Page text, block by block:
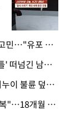
· 직장 불륜 발각된 40대 남성의 고민…"유포 동료 명예훼손·협박죄 고소 가능할까"
· 재취업한 시누이 위해 '조카 셔틀' 떠넘긴 남편…아내 "난 못한다"
· "남의 가정사 끼어들지 마"…시누이 불륜 덮으려는 남편에 억울한 아내
· "현관문 걷어차고 욕설 녹음 반복"…18개월 아기 키우는 집 뒤흔든 '앞집의 비극'